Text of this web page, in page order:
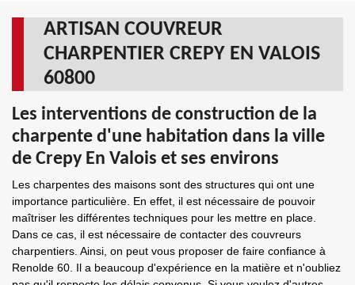
ARTISAN COUVREUR
CHARPENTIER CREPY EN VALOIS
60800
Les interventions de construction de la
charpente d'une habitation dans la ville
de Crepy En Valois et ses environs
Les charpentes des maisons sont des structures qui ont une
importance particulière. En effet, il est nécessaire de pouvoir
maîtriser les différentes techniques pour les mettre en place.
Dans ce cas, il est nécessaire de contacter des couvreurs
charpentiers. Ainsi, on peut vous proposer de faire confiance à
Renolde 60. Il a beaucoup d'expérience en la matière et n'oubliez